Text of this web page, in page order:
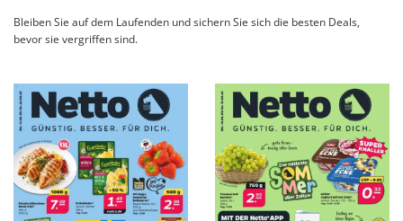
Bleiben Sie auf dem Laufenden und sichern Sie sich die besten Deals,
bevor sie vergriffen sind.